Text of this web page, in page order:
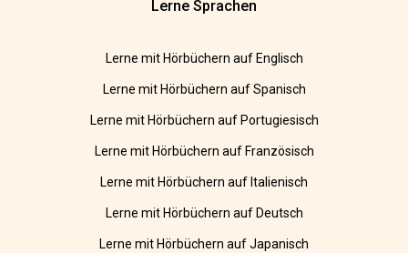
Lerne Sprachen
Lerne mit Hörbüchern auf Englisch
Lerne mit Hörbüchern auf Spanisch
Lerne mit Hörbüchern auf Portugiesisch
Lerne mit Hörbüchern auf Französisch
Lerne mit Hörbüchern auf Italienisch
Lerne mit Hörbüchern auf Deutsch
Lerne mit Hörbüchern auf Japanisch